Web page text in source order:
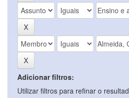
Adicionar filtros:
Utilizar filtros para refinar o